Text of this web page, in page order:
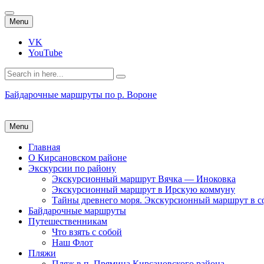
Menu Skip
to
content
VK
YouTube
Search
for:
Байдарочные маршруты по р. Вороне
Menu Skip
to
content
Главная
О Кирсановском районе
Экскурсии по району
Экскурсионный маршрут Вячка — Иноковка
Экскурсионный маршрут в Ирскую коммуну
Тайны древнего моря. Экскурсионный маршрут в
Байдарочные маршруты
Путешественникам
Что взять с собой
Наш Флот
Пляжи